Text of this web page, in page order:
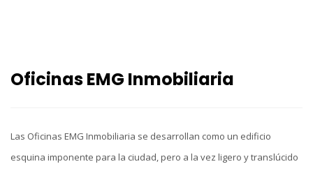
Oficinas EMG Inmobiliaria
Las Oficinas EMG Inmobiliaria se desarrollan como un edificio
esquina imponente para la ciudad, pero a la vez ligero y translúcido